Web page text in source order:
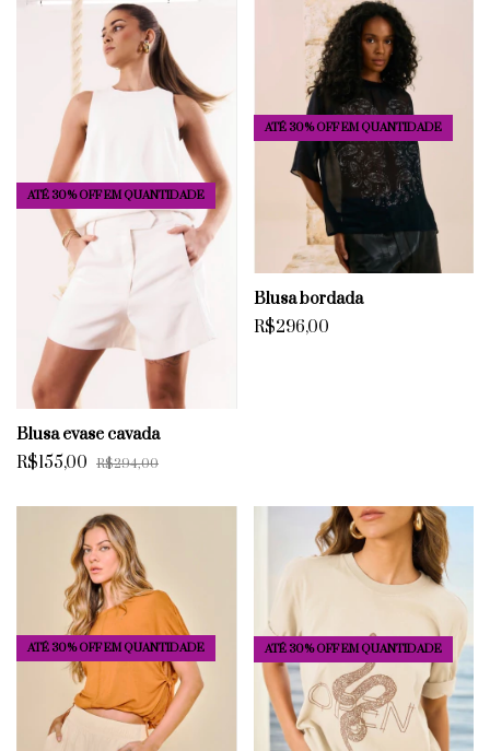
ATÉ 30% OFFEM QUANTIDADE
Blusa evase cavada
R$155,00 R$294,00
ATÉ 30% OFFEM QUANTIDADE
Blusa bordada
R$296,00
ATÉ 30% OFFEM QUANTIDADE ATÉ 30% OFFEM QUANTIDADE